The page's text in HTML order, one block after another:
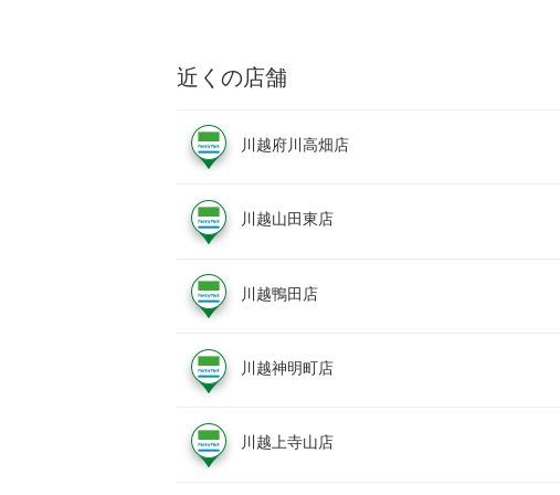
近くの店舗
川越府川高畑店
川越山田東店
川越鴨田店
川越神明町店
川越上寺山店